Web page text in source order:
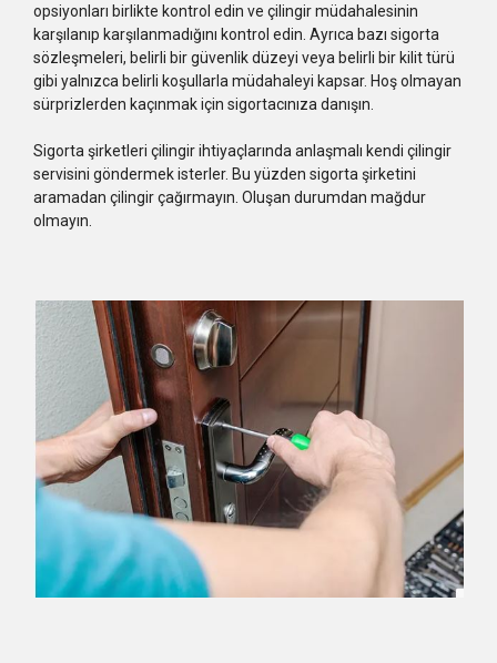
opsiyonları birlikte kontrol edin ve çilingir müdahalesinin
karşılanıp karşılanmadığını kontrol edin. Ayrıca bazı sigorta
sözleşmeleri, belirli bir güvenlik düzeyi veya belirli bir kilit türü
gibi yalnızca belirli koşullarla müdahaleyi kapsar. Hoş olmayan
sürprizlerden kaçınmak için sigortacınıza danışın.
Sigorta şirketleri çilingir ihtiyaçlarında anlaşmalı kendi çilingir
servisini göndermek isterler. Bu yüzden sigorta şirketini
aramadan çilingir çağırmayın. Oluşan durumdan mağdur
olmayın.